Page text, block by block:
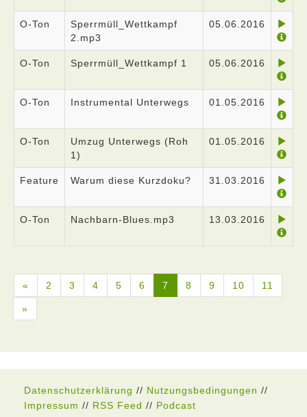
O-Ton
Sperrmüll_Wettkampf
2.mp3
05.06.2016
O-Ton Sperrmüll_Wettkampf 1 05.06.2016
O-Ton Instrumental Unterwegs 01.05.2016
O-Ton
Umzug Unterwegs (Roh
1)
01.05.2016
Feature Warum diese Kurzdoku? 31.03.2016
O-Ton Nachbarn-Blues.mp3 13.03.2016
« 2 3 4 5 6 7 8 9 10 11
»
Datenschutzerklärung // Nutzungsbedingungen //
Impressum // RSS Feed // Podcast